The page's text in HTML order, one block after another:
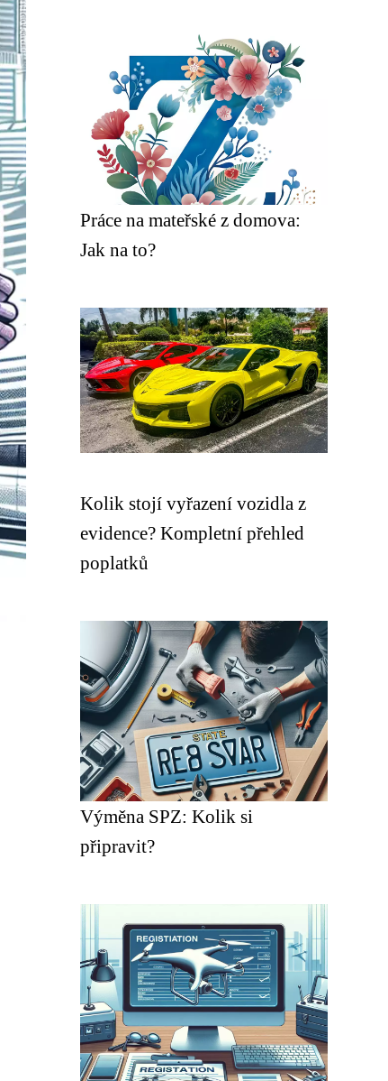
Práce na mateřské z domova:
Jak na to?
Kolik stojí vyřazení vozidla z
evidence? Kompletní přehled
poplatků
Výměna SPZ: Kolik si
připravit?